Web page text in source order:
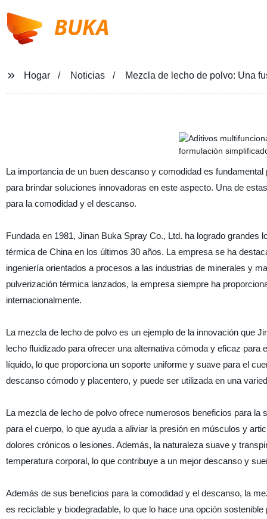
BUKA
Hogar Noticias Mezcla de lecho de polvo: Una
La importancia de un buen descanso y comodidad es
para brindar soluciones innovadoras en este aspecto. Una de
para la comodidad y el descanso.
Fundada en 1981, Jinan Buka Spray Co., Ltd. ha logrado
térmica de China en los últimos 30 años. La empresa se ha
ingeniería orientados a procesos a las industrias de minerales y
pulverización térmica lanzados, la empresa siempre ha
internacionalmente.
La mezcla de lecho de polvo es un ejemplo de la innovación que
lecho fluidizado para ofrecer una alternativa cómoda y eficaz
líquido, lo que proporciona un soporte uniforme y suave para el
descanso cómodo y placentero, y puede ser utilizada en una
La mezcla de lecho de polvo ofrece numerosos beneficios para
para el cuerpo, lo que ayuda a aliviar la presión en músculos y
dolores crónicos o lesiones. Además, la naturaleza suave y
temperatura corporal, lo que contribuye a un mejor descanso y
Además de sus beneficios para la comodidad y el descanso, la
es reciclable y biodegradable, lo que lo hace una opción